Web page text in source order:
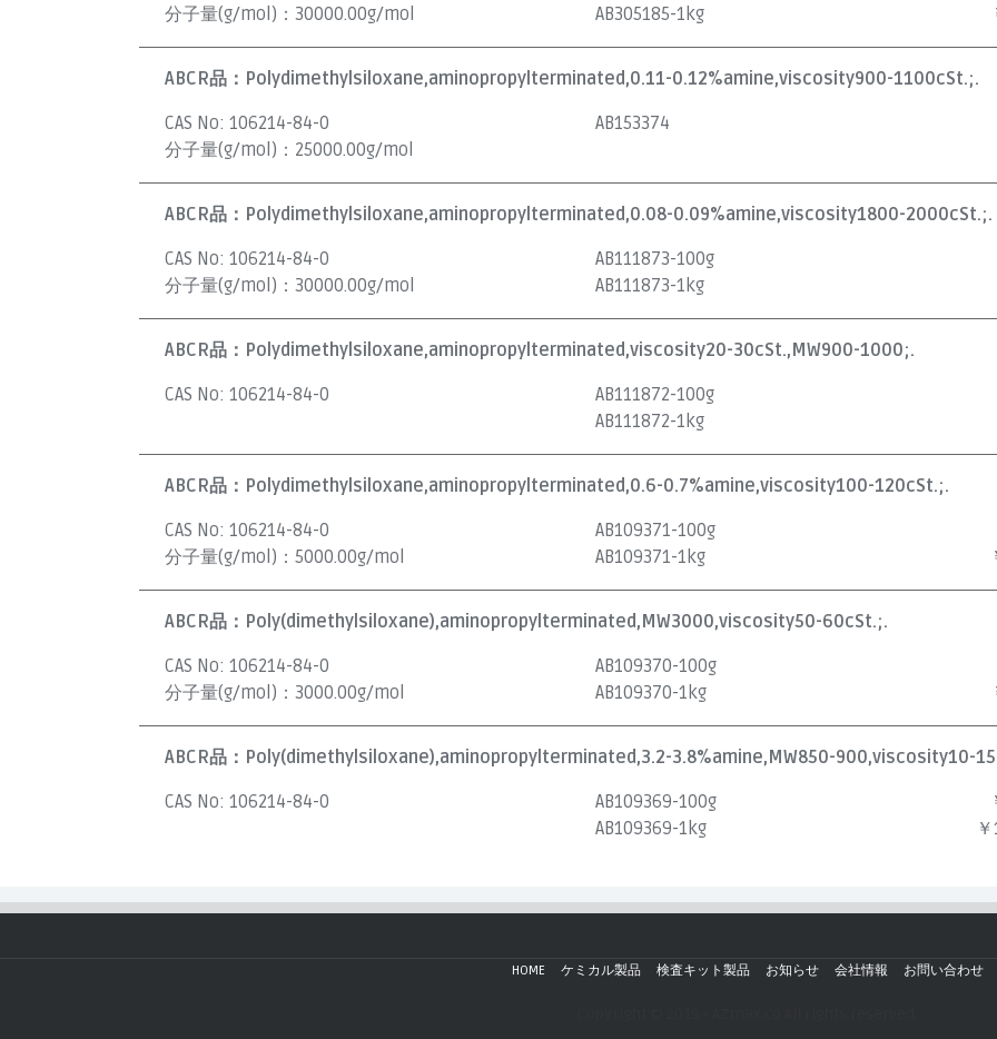
分子量(g/mol)： 30000.00g/mol
AB305185-1kg
ABCR品： Polydimethylsiloxane,aminopropylterminated,0.11-0.12%amine,viscosity900-1100cSt.;.
CAS No: 106214-84-0
分子量(g/mol)： 25000.00g/mol
AB153374
ABCR品： Polydimethylsiloxane,aminopropylterminated,0.08-0.09%amine,viscosity1800-2000cSt.;.
CAS No: 106214-84-0
分子量(g/mol)： 30000.00g/mol
AB111873-100g
AB111873-1kg
ABCR品： Polydimethylsiloxane,aminopropylterminated,viscosity20-30cSt.,MW900-1000;.
CAS No: 106214-84-0
AB111872-100g
AB111872-1kg
ABCR品： Polydimethylsiloxane,aminopropylterminated,0.6-0.7%amine,viscosity100-120cSt.;.
CAS No: 106214-84-0
分子量(g/mol)： 5000.00g/mol
AB109371-100g
AB109371-1kg
ABCR品： Poly(dimethylsiloxane),aminopropylterminated,MW3000,viscosity50-60cSt.;.
CAS No: 106214-84-0
分子量(g/mol)： 3000.00g/mol
AB109370-100g
AB109370-1kg
ABCR品： Poly(dimethylsiloxane),aminopropylterminated,3.2-3.8%amine,MW850-900,viscosity10-
CAS No: 106214-84-0
AB109369-100g
AB109369-1kg
HOME ケミカル製品 検査キット製品 お知らせ 会社情報 お問い合わせ